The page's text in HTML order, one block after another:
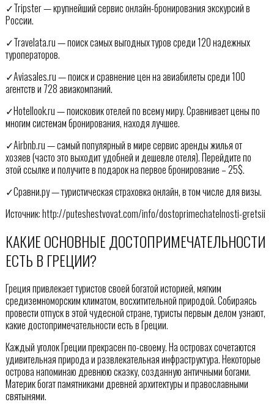
✓Tripster — крупнейший сервис онлайн-бронирования экскурсий в
России.
✓Travelata.ru — поиск самых выгодных туров среди 120 надежных
туроператоров.
✓Aviasales.ru — поиск и сравнение цен на авиабилеты среди 100
агентств и 728 авиакомпаний.
✓Hotellook.ru — поисковик отелей по всему миру. Сравнивает цены по
многим системам бронирования, находя лучшее.
✓Airbnb.ru — самый популярный в мире сервис аренды жилья от
хозяев (часто это выходит удобней и дешевле отеля). Перейдите по
этой ссылке и получите в подарок на первое бронирование – 25$.
✓Сравни.ру — туристическая страховка онлайн, в том числе для визы.
Источник: http://puteshestvovat.com/info/dostoprimechatelnosti-gretsii
КАКИЕ ОСНОВНЫЕ ДОСТОПРИМЕЧАТЕЛЬНОСТИ
ЕСТЬ В ГРЕЦИИ?
Греция привлекает туристов своей богатой историей, мягким
средиземноморским климатом, восхитительной природой. Собираясь
провести отпуск в этой чудесной стране, туристы первым делом узнают,
какие достопримечательности есть в Греции.
Каждый уголок Греции прекрасен по-своему. На островах сочетаются
удивительная природа и развлекательная инфраструктура. Некоторые
острова напоминаю древнюю сказку, созданную античными богами.
Материк богат памятниками древней архитектуры и православными
святынями.